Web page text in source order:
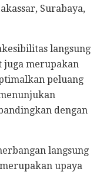
Surabaya,
langsung
juga merupakan
peluang
dengan
langsung
upaya